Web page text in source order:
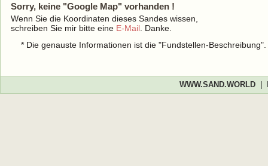
Sorry, keine "Google Map" vorhanden !
Wenn Sie die Koordinaten dieses Sandes wissen,
schreiben Sie mir bitte eine E-Mail . Danke.
* Die genauste Informationen ist die "Fundstellen-
WWW.SAND.WORLD|